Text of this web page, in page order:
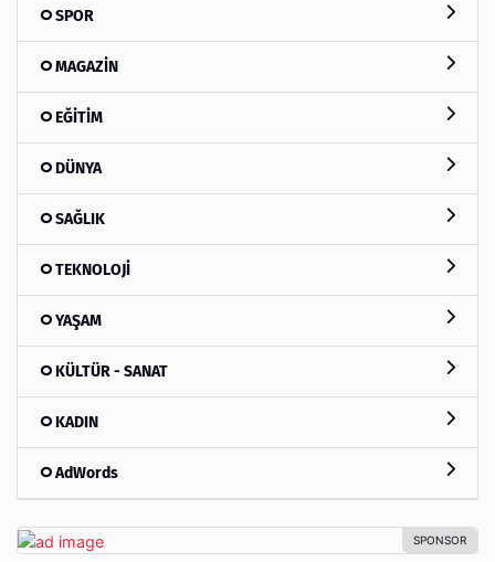
SPOR
MAGAZİN
EĞİTİM
DÜNYA
SAĞLIK
TEKNOLOJİ
YAŞAM
KÜLTÜR - SANAT
KADIN
AdWords